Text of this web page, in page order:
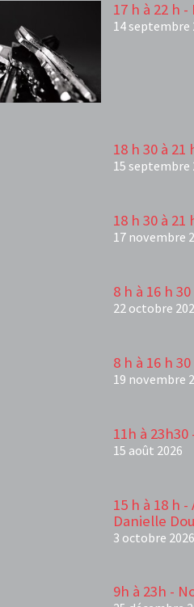
17 h à 22 h
14 septembre
18 h 30 à
15 septembre
18 h 30 à
17 novembre
8 h à 16 h
22 octobre
8 h à 16 h
19 novembre
11h à
15 août 2026
15 h à 18 h
Danielle
3 octobre 2026
9h à 23h -